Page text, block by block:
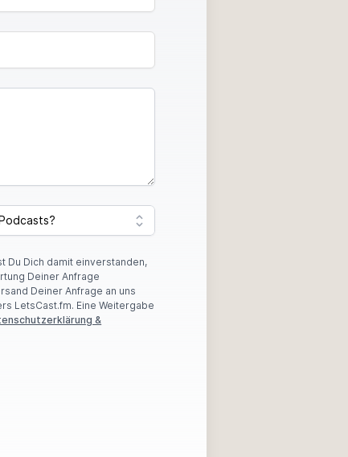
Du Dich damit einverstanden,
Deiner Anfrage
Deiner Anfrage an uns
LetsCast.fm. Eine Weitergabe
&